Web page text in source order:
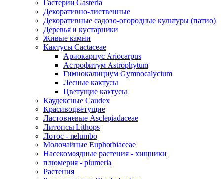
Гастерии Gasteria
Декоративно-лиственные
Декоративные садово-огородные культуры (патио)
Деревья и кустарники
Живые камни
Кактусы Cactaceae
Ариокарпус Ariocarpus
Астрофитум Astrophytum
Гимнокалициум Gymnocalycium
Лесные кактусы
Цветущие кактусы
Каудексные Caudex
Красивоцветущие
Ластовневые Asclepiadaceae
Литопсы Lithops
Лотос - nelumbo
Молочайные Euphorbiaceae
Насекомоядные растения - хищники
плюмерия - plumeria
Растения